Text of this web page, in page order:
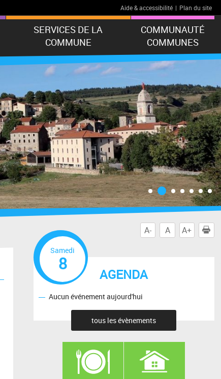
Aide & accessibilité | Plan du site
SERVICES DE LA
COMMUNE
COMMUNAUTÉ
COMMUNES
A- A A+
AGENDA
Samedi
8
Aucun événement aujourd'hui
tous les évènements